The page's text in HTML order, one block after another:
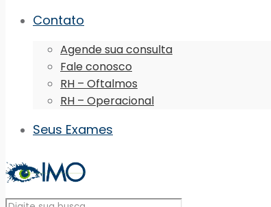
Contato
Agende sua consulta
Fale conosco
RH – Oftalmos
RH – Operacional
Seus Exames